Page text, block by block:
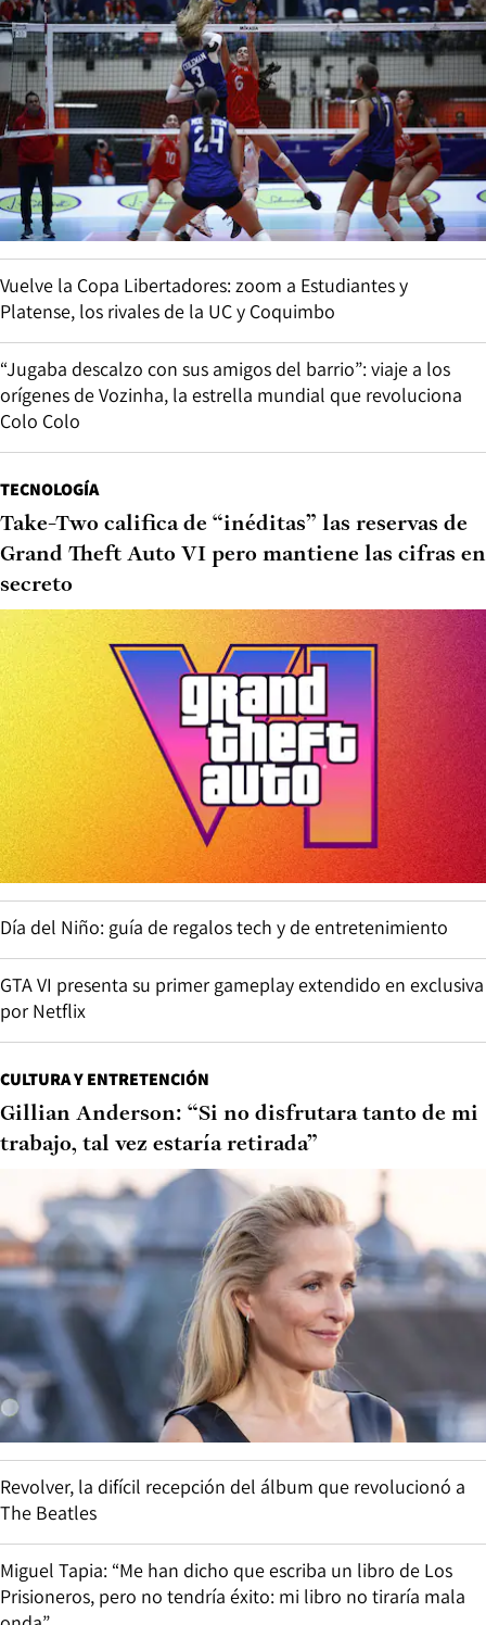
Vuelve la Copa Libertadores: zoom a Estudiantes y
Platense, los rivales de la UC y Coquimbo
“Jugaba descalzo con sus amigos del barrio”: viaje a los
orígenes de Vozinha, la estrella mundial que revoluciona
Colo Colo
TECNOLOGÍA
Take-Two califica de “inéditas” las reservas de
Grand Theft Auto VI pero mantiene las cifras en
secreto
Día del Niño: guía de regalos tech y de entretenimiento
GTA VI presenta su primer gameplay extendido en exclusiva
por Netflix
CULTURA Y ENTRETENCIÓN
Gillian Anderson: “Si no disfrutara tanto de mi
trabajo, tal vez estaría retirada”
Revolver, la difícil recepción del álbum que revolucionó a
The Beatles
Miguel Tapia: “Me han dicho que escriba un libro de Los
Prisioneros, pero no tendría éxito: mi libro no tiraría mala